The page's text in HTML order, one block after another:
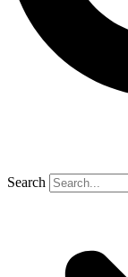
Search